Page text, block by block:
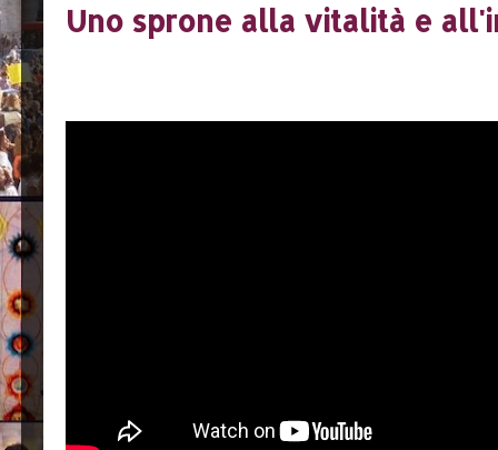
Uno sprone alla vitalità e